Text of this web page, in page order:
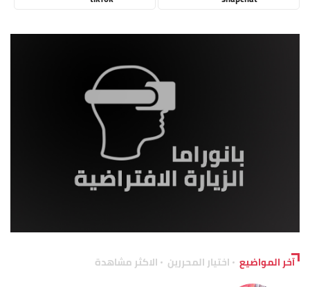
آخر المواضيع اختيار المحررين الاكثر مشاهدة